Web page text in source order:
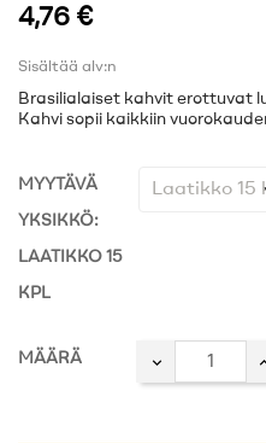
4,76 €
Sisältää alv:n
Brasilialaiset kahvit erottuvat
Kahvi sopii kaikkiin
MYYTÄVÄ
YKSIKKÖ:
LAATIKKO 15
KPL
MÄÄRÄ